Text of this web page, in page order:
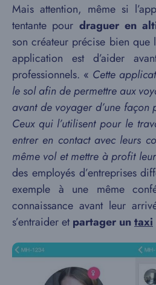
Mais attention, même si
tentante pour draguer en
son créateur précise bien
application est d’aider
professionnels. « Cette
le sol afin de permettre aux
avant de voyager d’une façon
Ceux qui l’utilisent pour le
entrer en contact avec leurs
même vol et mettre à profit
des employés d’entreprises
exemple à une même
connaissance avant leur
s’entraider etpartager untaxi